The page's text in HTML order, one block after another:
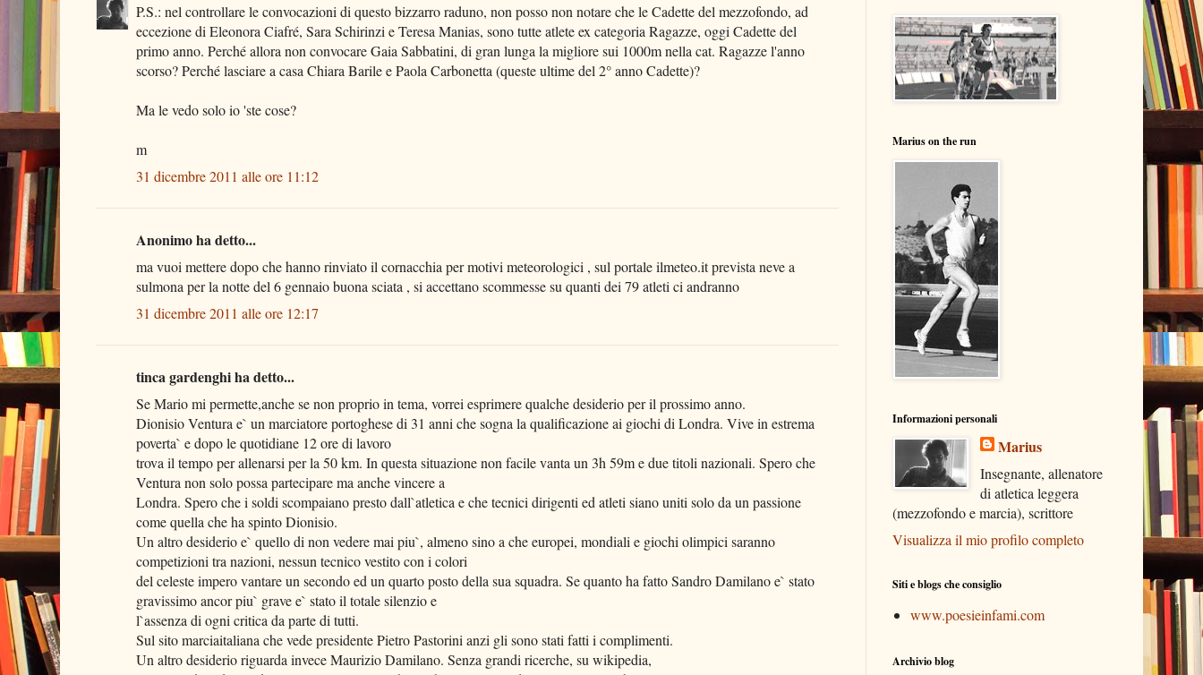
P.S.: nel controllare le convocazioni di questo bizzarro raduno, non posso non notare che le Cadette del mezzofondo, ad
eccezione di Eleonora Ciafré, Sara Schirinzi e Teresa Manias, sono tutte atlete ex categoria Ragazze, oggi Cadette del
primo anno. Perché allora non convocare Gaia Sabbatini, di gran lunga la migliore sui 1000m nella cat. Ragazze l'anno
scorso? Perché lasciare a casa Chiara Barile e Paola Carbonetta (queste ultime del 2° anno Cadette)?
Ma le vedo solo io 'ste cose?
m
31 dicembre 2011 alle ore 11:12
Anonimo ha detto...
ma vuoi mettere dopo che hanno rinviato il cornacchia per motivi meteorologici , sul portale ilmeteo.it prevista neve a
sulmona per la notte del 6 gennaio buona sciata , si accettano scommesse su quanti dei 79 atleti ci andranno
31 dicembre 2011 alle ore 12:17
tinca gardenghi ha detto...
Se Mario mi permette,anche se non proprio in tema, vorrei esprimere qualche desiderio per il prossimo anno.
Dionisio Ventura e` un marciatore portoghese di 31 anni che sogna la qualificazione ai giochi di Londra. Vive in estrema
poverta` e dopo le quotidiane 12 ore di lavoro
trova il tempo per allenarsi per la 50 km. In questa situazione non facile vanta un 3h 59m e due titoli nazionali. Spero che
Ventura non solo possa partecipare ma anche vincere a
Londra. Spero che i soldi scompaiano presto dall`atletica e che tecnici dirigenti ed atleti siano uniti solo da un passione
come quella che ha spinto Dionisio.
Un altro desiderio e` quello di non vedere mai piu`, almeno sino a che europei, mondiali e giochi olimpici saranno
competizioni tra nazioni, nessun tecnico vestito con i colori
del celeste impero vantare un secondo ed un quarto posto della sua squadra. Se quanto ha fatto Sandro Damilano e` stato
gravissimo ancor piu` grave e` stato il totale silenzio e
l`assenza di ogni critica da parte di tutti.
Sul sito marciaitaliana che vede presidente Pietro Pastorini anzi gli sono stati fatti i complimenti.
Un altro desiderio riguarda invece Maurizio Damilano. Senza grandi ricerche, su wikipedia,
Marius on the run
Informazioni personali
Marius
Insegnante, allenatore
di atletica leggera
(mezzofondo e marcia), scrittore
Visualizza il mio profilo completo
Siti e blogs che consiglio
www.poesieinfami.com
Archivio blog